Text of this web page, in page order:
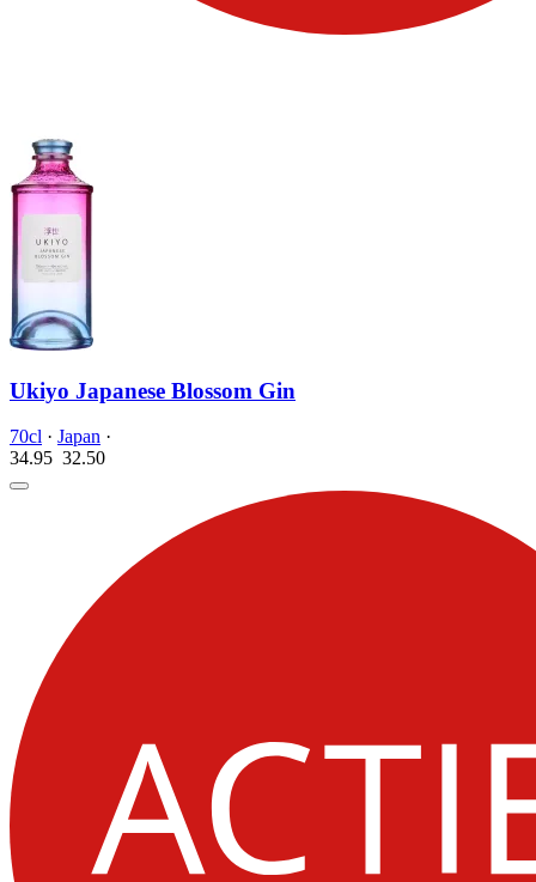
Ukiyo Japanese Blossom Gin
70cl · Japan ·
34.95 32.50